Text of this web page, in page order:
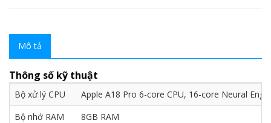
Mô tả
Thông số kỹ thuật
Bộ xử lý CPU
Apple A18 Pro 6-core CPU, 16-core Neural
Bộ nhớ RAM
8GB RAM